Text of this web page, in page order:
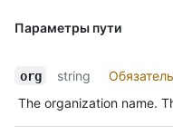
Параметры пути
org string
The organization name.